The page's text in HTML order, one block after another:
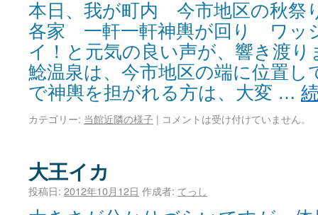
本日、我が町内 今市地区の秋祭
各家 一軒一軒神輿が回り ワッ
イ！と元気の良い声が、響き渡り
鯰温泉は、今市地区の端に位置
で神輿を担がれる方は、大変 …
カテゴリー: 当館近隣の様子 | コメントは受け付けていません。
大王イカ
投稿日: 2012年10月12日 作成者: てっし